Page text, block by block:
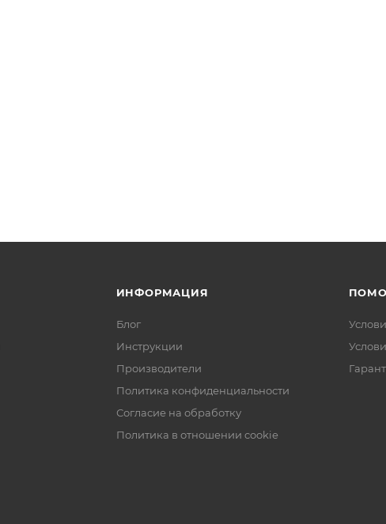
ИНФОРМАЦИЯ
Блог
Инструкции
Производители
Политика конфиденциальности
Согласие на обработку
Политика в отношении cookie